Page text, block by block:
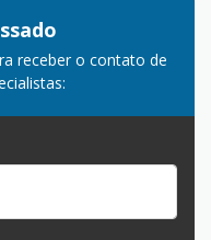
receber o contato de